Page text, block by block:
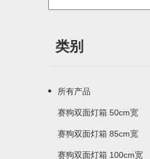
类别
所有产品
赛狗双面灯箱 50cm宽
赛狗双面灯箱 85cm宽
赛狗双面灯箱 100cm宽